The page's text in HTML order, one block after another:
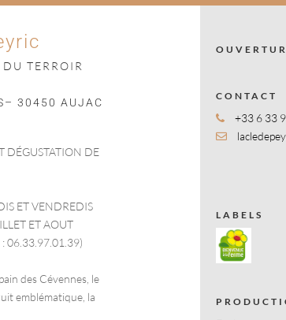
TERROIR
30450 AUJAC
DÉGUSTATION DE
ET VENDREDIS
ET AOUT
: 06.33.97.01.39)
des Cévennes, le
emblématique, la
CONTACT
+33 6 33
LABELS